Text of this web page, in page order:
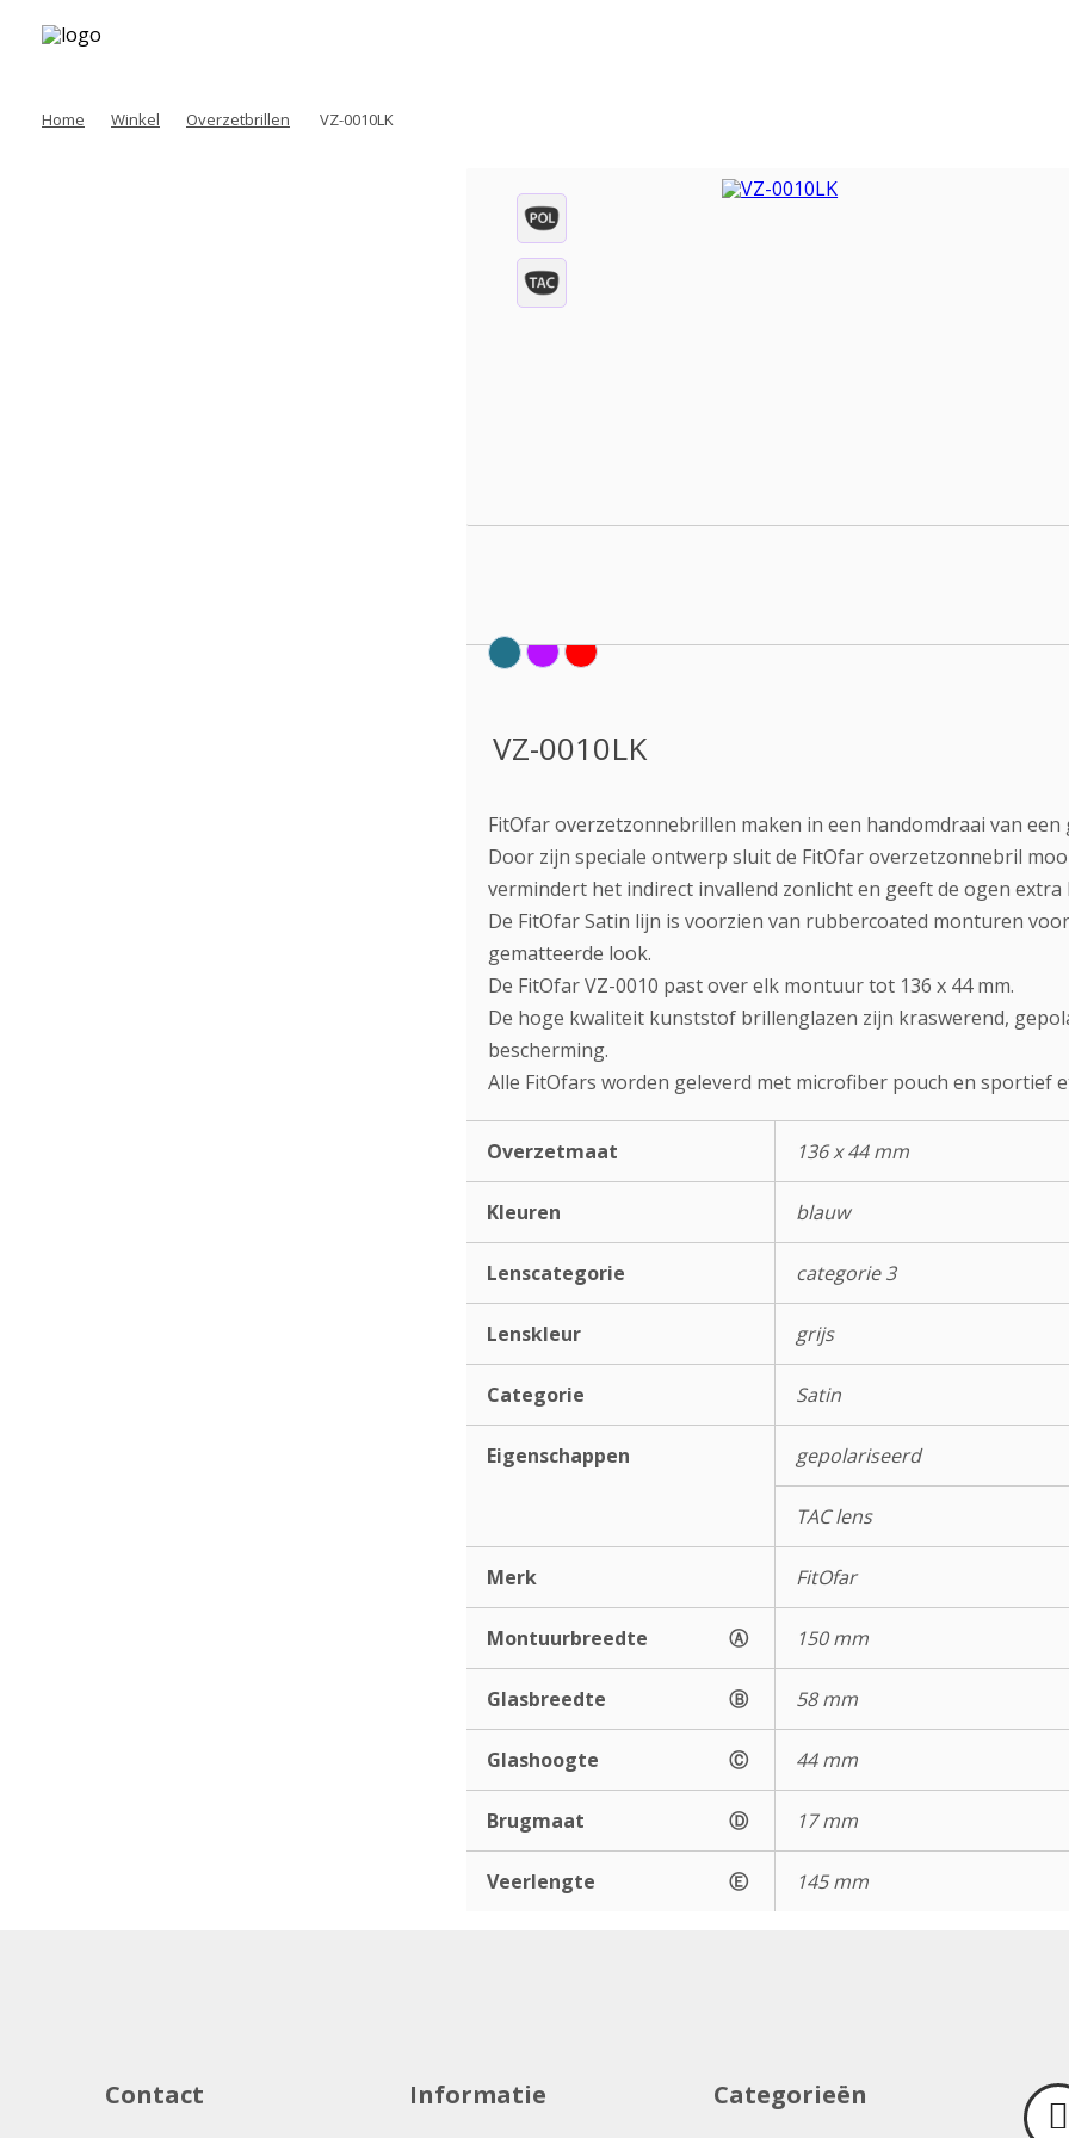
Home Winkel Overzetbrillen VZ-0010LK
VZ-0010LK
FitOfar overzetzonnebrillen maken in een handomdraai van
Door zijn speciale ontwerp sluit de FitOfar overzetzonnebril
vermindert het indirect invallend zonlicht en geeft de ogen extra
De FitOfar Satin lijn is voorzien van rubbercoated monturen
gematteerde look.
De FitOfar VZ-0010 past over elk montuur tot 136 x 44 mm.
De hoge kwaliteit kunststof brillenglazen zijn kraswerend,
bescherming.
Alle FitOfars worden geleverd met microfiber pouch en sportief
Overzetmaat 136 x 44 mm
Kleuren blauw
Lenscategorie categorie 3
Lenskleur grijs
Categorie Satin
Eigenschappen gepolariseerd
TAC lens
Merk FitOfar
Montuurbreedte Ⓐ 150 mm
Glasbreedte Ⓑ 58 mm
Glashoogte Ⓒ 44 mm
Brugmaat Ⓓ 17 mm
Veerlengte Ⓔ 145 mm
Contact Informatie Categorieën